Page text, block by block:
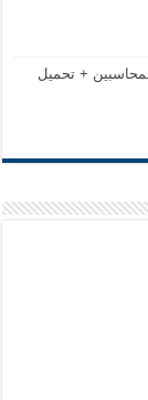
للمحاسبين + تحميل